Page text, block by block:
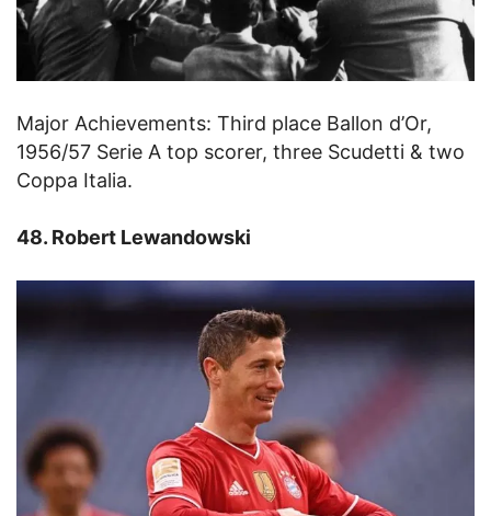
Major Achievements: Third place Ballon d’Or,
1956/57 Serie A top scorer, three Scudetti & two
Coppa Italia.
48. Robert Lewandowski